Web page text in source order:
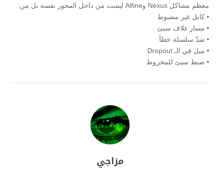
معظم مشاكل Nexus وAlfine ليست من داخل المحور نفسه بل من:
• كابل غير مضبوط
• مسار غلاف سيئ
• شدّ سلسلة خطأ
• ميل في الـ Dropout
• ضبط سيئ للمخروط
مزاجي